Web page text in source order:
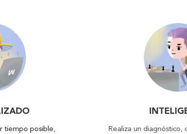
tiempo posible,
Realiza un diagnóstico,